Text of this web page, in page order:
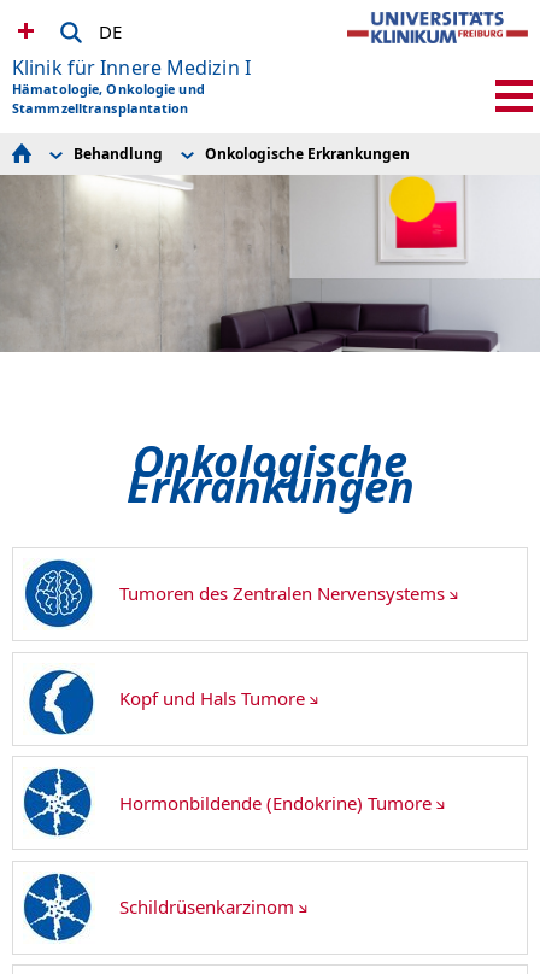
DE
Klinik für Innere Medizin I
Hämatologie, Onkologie und
Stammzelltransplantation
News | Aktuelles
Veranstaltungskalender 2026
Publikationen
Kontakt & Team Med 1
Studium & Lehre
Einweiserinformation
Behandlung
Onkologische Erkrankungen
Hämatologische Erkrankungen
Nicht bösartige hämatologische Erkrankungen
Diagnostik
Therapien
Molekulares Tumorboard
Onkologische Erkrankungen
Onkologische
Erkrankungen
Tumoren des Zentralen Nervensystems
Kopf und Hals Tumore
Hormonbildende (Endokrine) Tumore
Schildrüsenkarzinom